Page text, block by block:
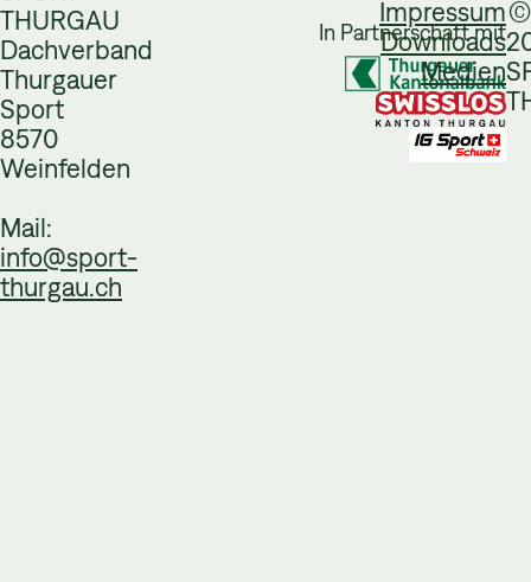
THURGAU
Dachverband
Thurgauer
Sport
8570
Weinfelden
Mail:
info@sport-
thurgau.ch
In Partnerschaft mit
Impressum
Downloads
Medien
©